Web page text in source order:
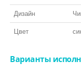
КВАРЦ-ВИНИЛ
LVT Клеевая
Дизайн
Цвет
Варианты